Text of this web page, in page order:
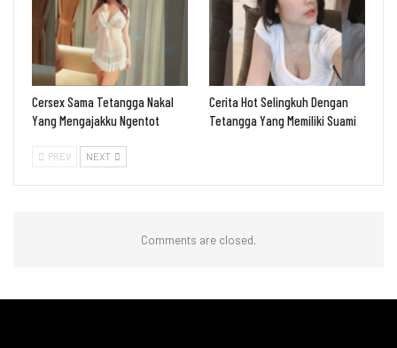
Cersex Sama Tetangga Nakal
Yang Mengajakku Ngentot
Cerita Hot Selingkuh Dengan
Tetangga Yang Memiliki Suami
PREV NEXT
Comments are closed.